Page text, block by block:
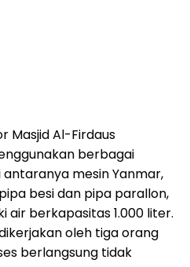
Masjid Al-Firdaus
berbagai
mesin Yanmar,
besi dan pipa parallon,
air berkapasitas 1.000 liter.
oleh tiga orang
berlangsung tidak